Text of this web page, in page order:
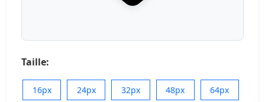
Taille:
16px 24px 32px 48px 64px